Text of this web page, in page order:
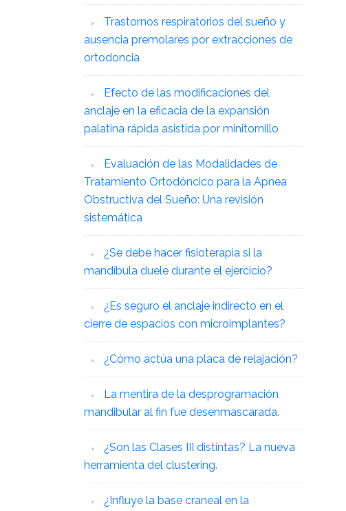
Trastornos respiratorios del sueño y
ausencia premolares por extracciones de
ortodoncia
Efecto de las modificaciones del
anclaje en la eficacia de la expansión
palatina rápida asistida por minitornillo
Evaluación de las Modalidades de
Tratamiento Ortodóncico para la Apnea
Obstructiva del Sueño: Una revisión
sistemática
¿Se debe hacer fisioterapia si la
mandíbula duele durante el ejercicio?
¿Es seguro el anclaje indirecto en el
cierre de espacios con microimplantes?
¿Cómo actúa una placa de relajación?
La mentira de la desprogramación
mandibular al fin fue desenmascarada.
¿Son las Clases III distintas? La nueva
herramienta del clustering.
¿Influye la base craneal en la